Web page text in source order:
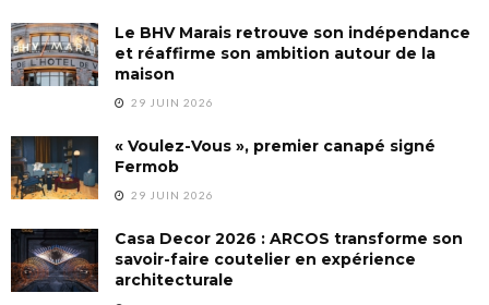
Le BHV Marais retrouve son indépendance
et réaffirme son ambition autour de la
maison
29 JUIN 2026
« Voulez-Vous », premier canapé signé
Fermob
29 JUIN 2026
Casa Decor 2026 : ARCOS transforme son
savoir-faire coutelier en expérience
architecturale